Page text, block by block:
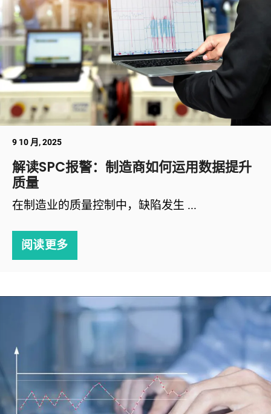
9 10 月, 2025
解读SPC报警：制造商如何运用数据提升
质量
在制造业的质量控制中，缺陷发生 ...
阅读更多